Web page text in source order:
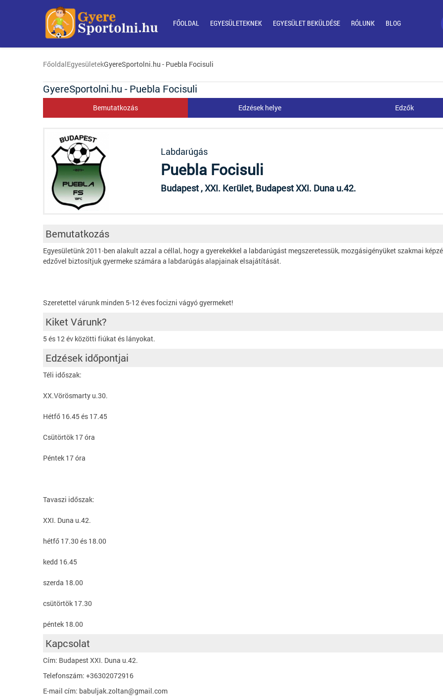
FŐOLDAL EGYESÜLETEKNEK EGYESÜLET BEKÜLDÉSE RÓLUNK BLOG
FőoldalEgyesületekGyereSportolni.hu - Puebla Focisuli
GyereSportolni.hu - Puebla Focisuli
Bemutatkozás Edzések helye Edzők
Labdarúgás
Puebla Focisuli
Budapest , XXI. Kerület, Budapest XXI. Duna u.42.
Bemutatkozás
Egyesületünk 2011-ben alakult azzal a céllal, hogy a gyerekekkel a labdarúgást megszeretessük, mozgásigényüket szakmai
edzővel biztosítjuk gyermeke számára a labdarúgás alapjainak elsajátítását.
Szeretettel várunk minden 5-12 éves focizni vágyó gyermeket!
Kiket Várunk?
5 és 12 év közötti fiúkat és lányokat.
Edzések időpontjai
Téli időszak:
XX.Vörösmarty u.30.
Hétfő 16.45 és 17.45
Csütörtök 17 óra
Péntek 17 óra
Tavaszi időszak:
XXI. Duna u.42.
hétfő 17.30 és 18.00
kedd 16.45
szerda 18.00
csütörtök 17.30
péntek 18.00
Kapcsolat
Cím: Budapest XXI. Duna u.42.
Telefonszám: +36302072916
E-mail cím: babuljak.zoltan@gmail.com